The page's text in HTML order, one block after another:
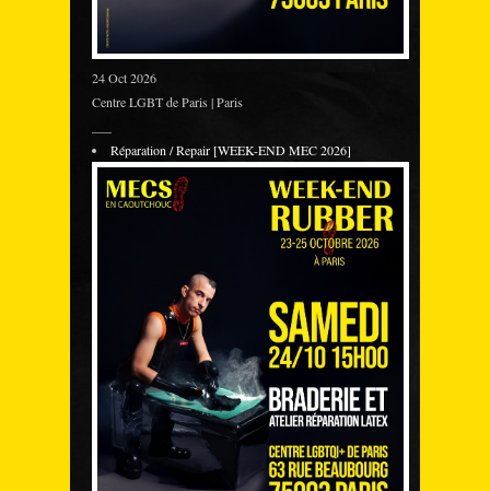
24 Oct 2026
Centre LGBT de Paris | Paris
Réparation / Repair [WEEK-END MEC 2026]